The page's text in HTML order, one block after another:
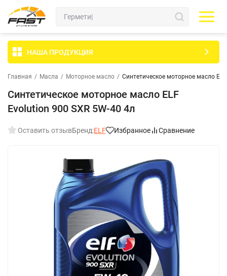
НАША ПРОДУКЦИЯ
Главная / Масла / Моторное масло / Синтетическое моторное масло
Синтетическое моторное масло ELF
Evolution 900 SXR 5W-40 4л
Оставить отзывБренд:ELF Избранное Сравнение